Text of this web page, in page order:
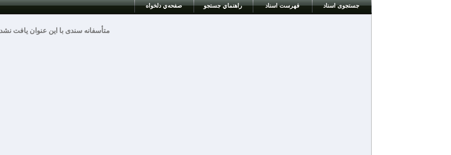
جستجوی اسناد فهرست اسناد راهنماي جستجو صفحه‌ي دلخواه
متأسفانه سندی با این عنوان یافت